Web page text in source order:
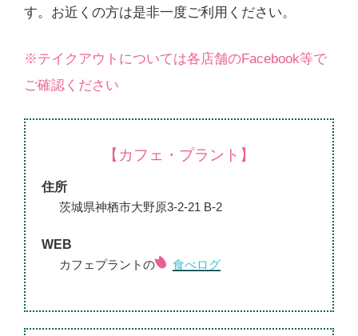
す。お近くの方は是非一度ご利用ください。
※テイクアウトについては各店舗のFacebook等で
ご確認ください
【カフェ・プラント】
住所
茨城県神栖市大野原3-2-21 B-2
WEB
カフェプラントの 食べログ